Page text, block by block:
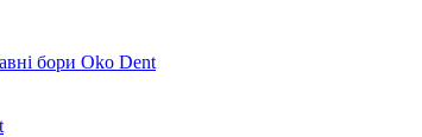
бори Oko Dent